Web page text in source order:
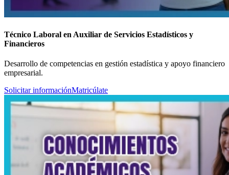
Técnico Laboral en Auxiliar de Servicios Estadísticos y
Financieros
Desarrollo de competencias en gestión estadística y apoyo financiero
empresarial.
Solicitar informaciónMatricúlate